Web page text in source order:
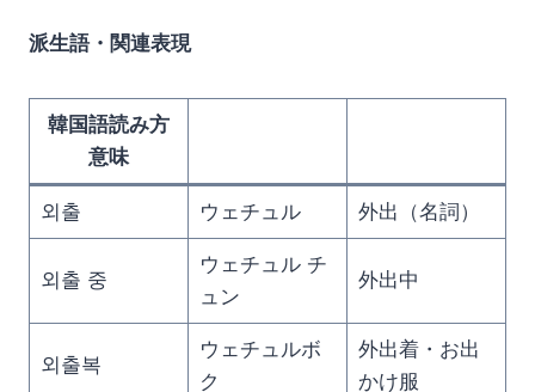
派生語・関連表現
韓国語読み方
意味
외출 ウェチュル 外出（名詞）
외출 중
ウェチュル チ
ュン
外出中
외출복
ウェチュルボ
ク
外出着・お出
かけ服